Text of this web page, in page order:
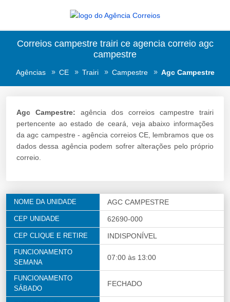
Correios campestre trairi ce agencia correio agc
campestre
Agências CE Trairi Campestre Agc Campestre
Agc Campestre: agência dos correios campestre trairi
pertencente ao estado de ceará, veja abaixo informações
da agc campestre - agência correios CE, lembramos que os
dados dessa agência podem sofrer alterações pelo próprio
correio.
NOME DA UNIDADE AGC CAMPESTRE
CEP UNIDADE 62690-000
CEP CLIQUE E RETIRE INDISPONÍVEL
FUNCIONAMENTO
SEMANA
07:00 às 13:00
FUNCIONAMENTO
SÁBADO
FECHADO